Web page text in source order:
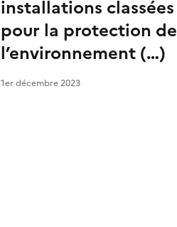
installations classées
pour la protection de
l’environnement (…)
1er décembre 2023